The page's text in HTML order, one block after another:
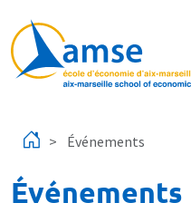
Événements
Événements